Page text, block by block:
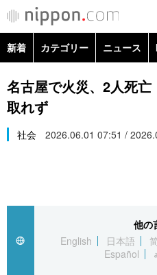
カテゴリー
経済・ビジネス
国際
トップ
アーカイブ
In-depth
Japan Data
新着 カテゴリー ニュース
政治・外交
経済・ビジネス
名古屋で火災、2人死
取れず
社会 2026.06.01 07:51 /
他の
English
日本語
Español